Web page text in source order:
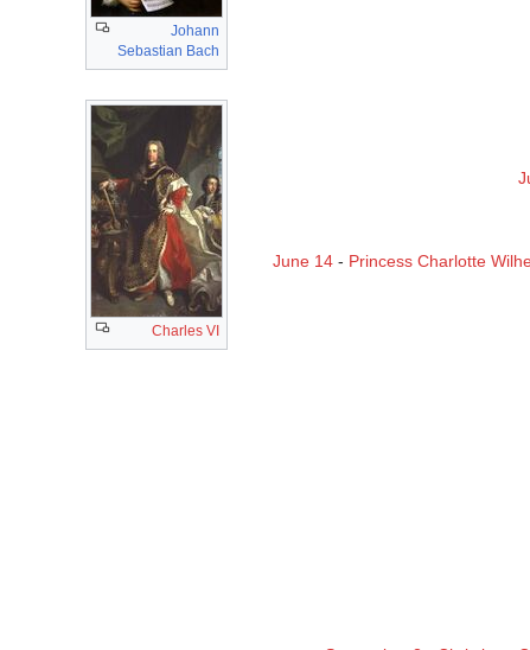
Johann
Sebastian Bach
Charles VI
June 14- Princess Charlotte